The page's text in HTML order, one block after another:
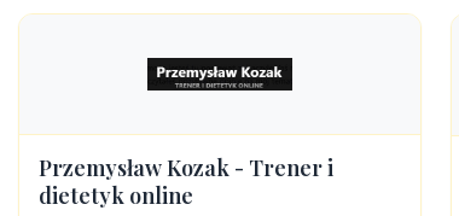
Przemysław Kozak - Trener i
dietetyk online